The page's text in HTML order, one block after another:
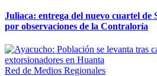
Juliaca: entrega del nuevo cuartel de
por observaciones de la Contraloría
Red de Medios Regionales